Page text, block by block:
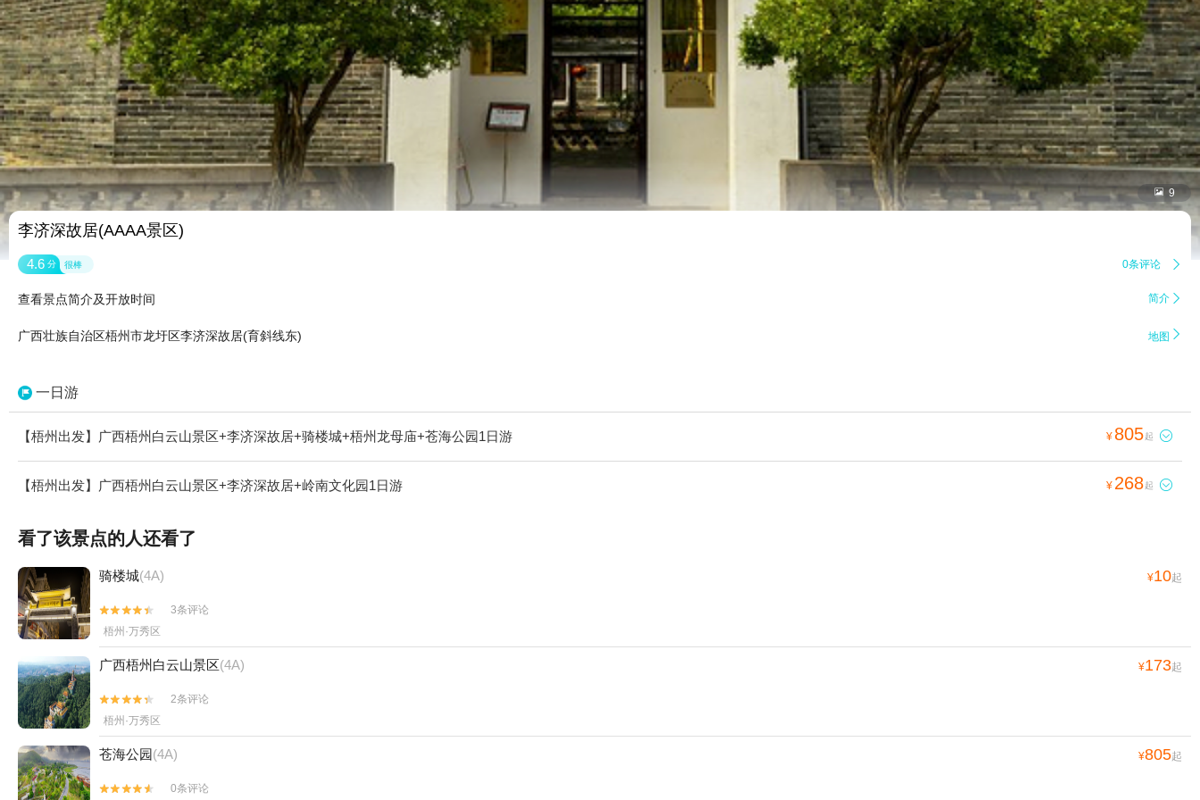
 9
李济深故居(AAAA景区)
4.6 分 很棒 0条评论 
查看景点简介及开放时间 简介 
广西壮族自治区梧州市龙圩区李济深故居(育斜线东) 地图 
一日游
【梧州出发】广西梧州白云山景区+李济深故居+骑楼城+梧州龙母庙+苍海公园1日游 ¥ 805起 
【梧州出发】广西梧州白云山景区+李济深故居+岭南文化园1日游 ¥ 268起 
看了该景点的人还看了
骑楼城(4A) ¥10起


3条评论
梧州·万秀区
广西梧州白云山景区(4A) ¥173起


2条评论
梧州·万秀区
苍海公园(4A) ¥805起

 0条评论